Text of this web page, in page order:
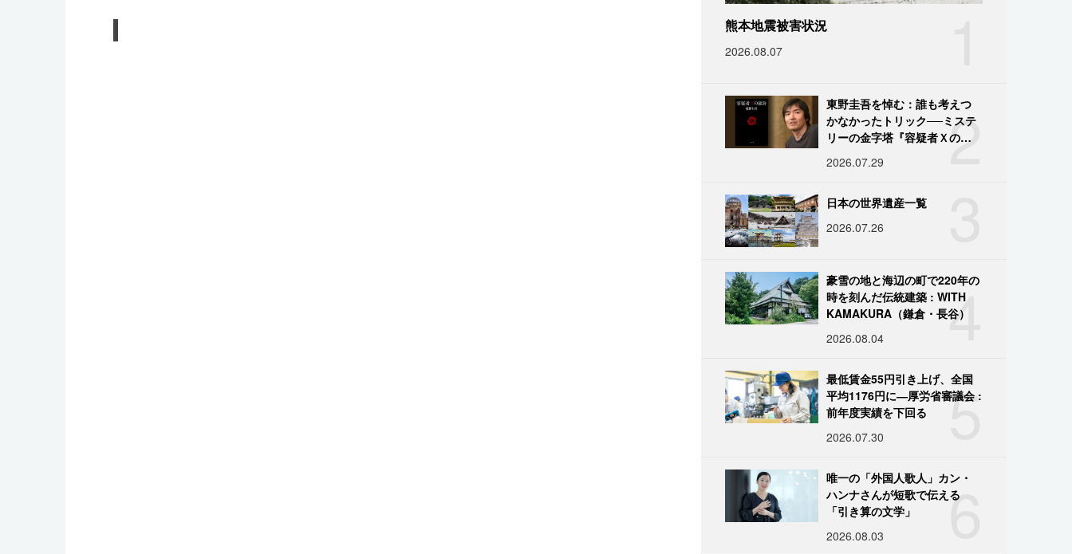
熊本地震被害状況
2026.08.07
2
東野圭吾を悼む：誰も考えつ
かなかったトリック──ミステ
リーの金字塔『容疑者Ｘの献
2026.07.29
日本の世界遺産一覧
2026.07.26
4
豪雪の地と海辺の町で220年の
時を刻んだ伝統建築 : WITH
KAMAKURA（鎌倉・長谷）
2026.08.04
5
最低賃金55円引き上げ、全国
平均1176円に―厚労省審議会 :
前年度実績を下回る
2026.07.30
6
唯一の「外国人歌人」カン・
ハンナさんが短歌で伝える
「引き算の文学」
2026.08.03